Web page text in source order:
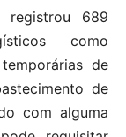
registrou 689
como
de
de
com alguma